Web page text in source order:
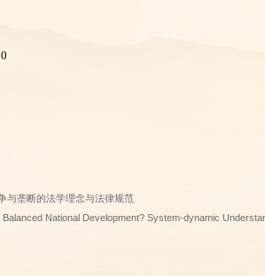
与垄断的法学理念与法律规范
National Development? System-dynamic